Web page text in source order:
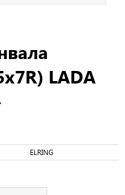
LADA
ELRING